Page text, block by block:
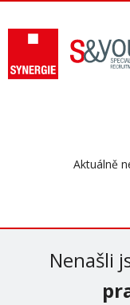
Aktuálně
Nenašli